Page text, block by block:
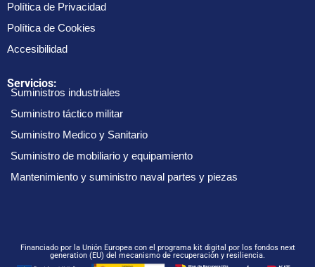
Política de Privacidad
Política de Cookies
Accesibilidad
Servicios:
Suministros industriales
Suministro táctico militar
Suministro Medico y Sanitario
Suministro de mobiliario y equipamiento
Mantenimiento y suministro naval partes y piezas
Financiado por la Unión Europea con el programa kit digital por los fondos next
generation (EU) del mecanismo de recuperación y resiliencia.